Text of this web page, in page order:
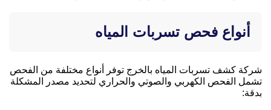
أنواع فحص تسربات المياه
شركة كشف تسربات المياه بالخرج توفر أنواع مختلفة من الفحص
تشمل الفحص الكهربي والصوتي والحراري لتحديد مصدر المشكلة
بدقة: